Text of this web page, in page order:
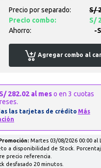
Precio por separado:
S/
Precio combo:
S/
Ahorro:
-
Agregar combo al
Martes 03/08/2026 00:00 al
a disponibilidad de Stock.
precio referencia.
desfasado 20 minutos.